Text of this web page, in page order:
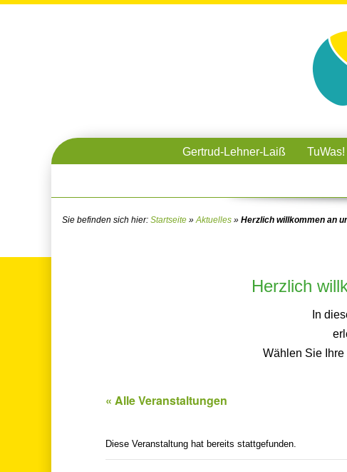
Gertrud-Lehner-Laiß
Sie befinden sich hier: Startseite »Aktuelles » Herzlich willkommen an
Herzlich
In
Wählen Sie Ihre
« Alle Veranstaltungen
Diese Veranstaltung hat bereits stattgefunden.